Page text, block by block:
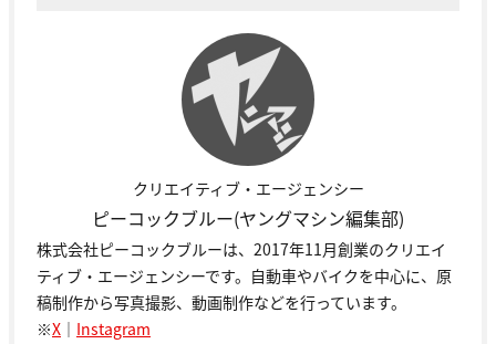
クリエイティブ・エージェンシー
ピーコックブルー(ヤングマシン編集部)
株式会社ピーコックブルーは、2017年11月創業のクリエイ
ティブ・エージェンシーです。自動車やバイクを中心に、原
稿制作から写真撮影、動画制作などを行っています。
※X ｜ Instagram